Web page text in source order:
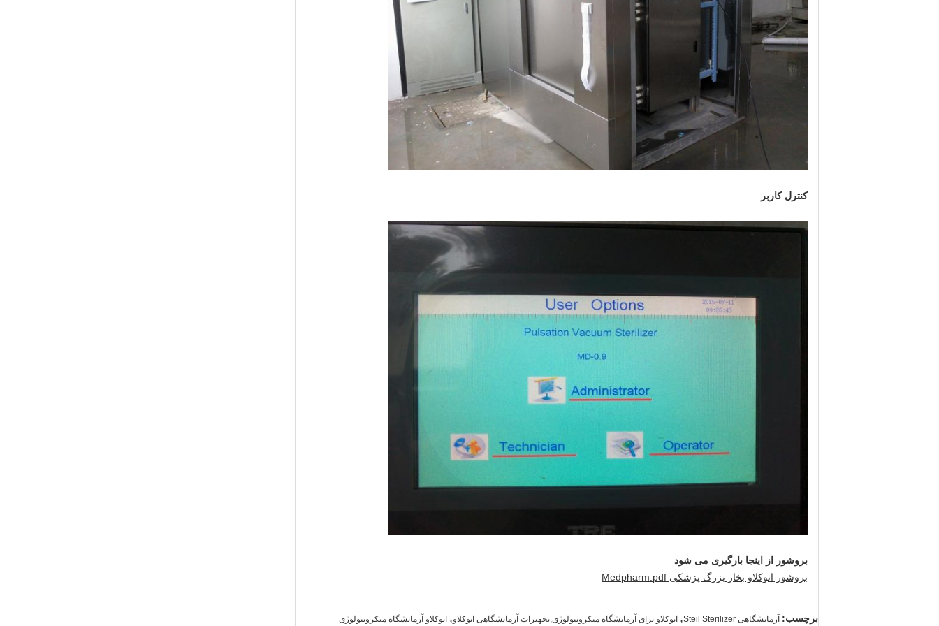
کنترل کاربر
بروشور از اینجا بارگیری می شود
بروشور اتوکلاو بخار بزرگ پزشکی Medpharm.pdf
برچسب: آزمایشگاهی Steil Sterilizer , اتوکلاو برای آزمایشگاه میکروبیولوژی,تجهیزات آزمایشگاهی اتوکلاو, اتوکلاو آزمایشگاه میکروبیولوژی